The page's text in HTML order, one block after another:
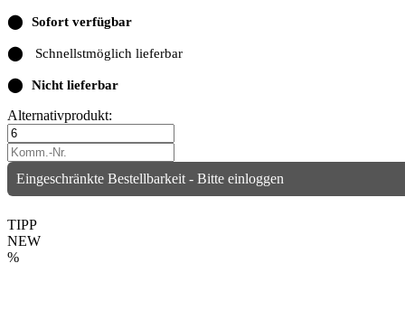
⬤ Sofort verfügbar
⬤ Schnellstmöglich lieferbar
⬤ Nicht lieferbar
Alternativprodukt:
Eingeschränkte Bestellbarkeit - Bitte einloggen
TIPP
NEW
%